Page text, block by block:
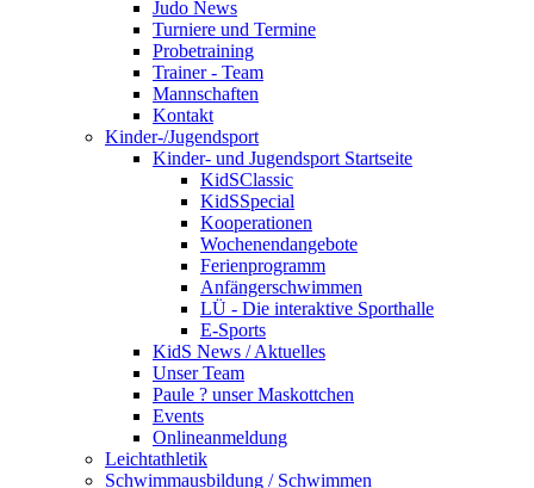
Judo News
Turniere und Termine
Probetraining
Trainer - Team
Mannschaften
Kontakt
Kinder-/Jugendsport
Kinder- und Jugendsport Startseite
KidSClassic
KidSSpecial
Kooperationen
Wochenendangebote
Ferienprogramm
Anfängerschwimmen
LÜ - Die interaktive Sporthalle
E-Sports
KidS News / Aktuelles
Unser Team
Paule ? unser Maskottchen
Events
Onlineanmeldung
Leichtathletik
Schwimmausbildung / Schwimmen